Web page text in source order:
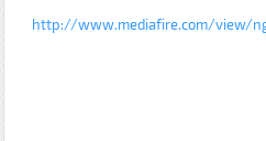
http://www.mediafire.com/view/